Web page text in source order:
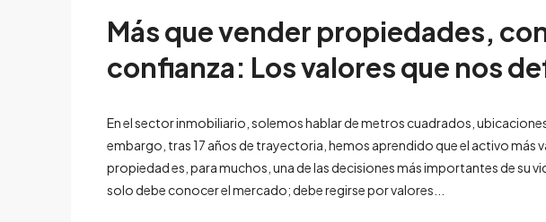
Más que vender propiedades,
confianza: Los valores que nos
En el sector inmobiliario, solemos hablar de metros cuadrados,
embargo, tras 17 años de trayectoria, hemos aprendido que el activo más
propiedad es, para muchos, una de las decisiones más importantes de su
solo debe conocer el mercado; debe regirse por valores...